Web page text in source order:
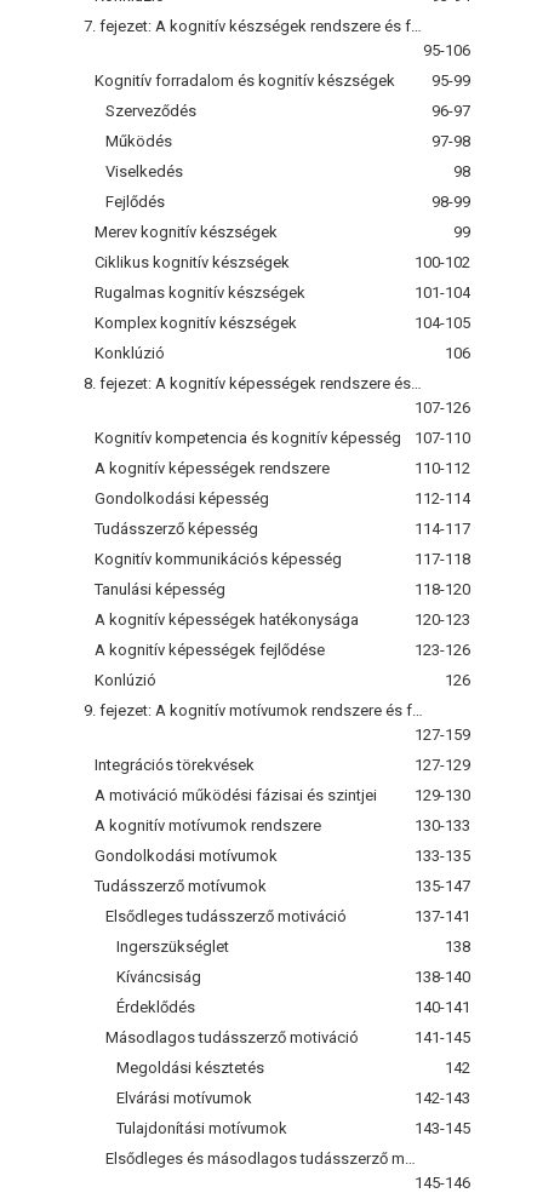
95-106
Kognitív forradalom és kognitív készségek
95-99
Szerveződés
96-97
Működés
97-98
Viselkedés
98
Fejlődés
98-99
Merev kognitív készségek
99
Ciklikus kognitív készségek
100-102
Rugalmas kognitív készségek
101-104
Komplex kognitív készségek
104-105
Konklúzió
106
107-126
Kognitív kompetencia és kognitív képesség
107-110
A kognitív képességek rendszere
110-112
Gondolkodási képesség
112-114
Tudásszerző képesség
114-117
Kognitív kommunikációs képesség
117-118
Tanulási képesség
118-120
A kognitív képességek hatékonysága
120-123
A kognitív képességek fejlődése
123-126
Konlúzió
126
127-159
Integrációs törekvések
127-129
A motiváció működési fázisai és szintjei
129-130
A kognitív motívumok rendszere
130-133
Gondolkodási motívumok
133-135
Tudásszerző motívumok
135-147
Elsődleges tudásszerző motiváció
137-141
Ingerszükséglet
138
Kíváncsiság
138-140
Érdeklődés
140-141
Másodlagos tudásszerző motiváció
141-145
Megoldási késztetés
142
Elvárási motívumok
142-143
Tulajdonítási motívumok
143-145
145-146